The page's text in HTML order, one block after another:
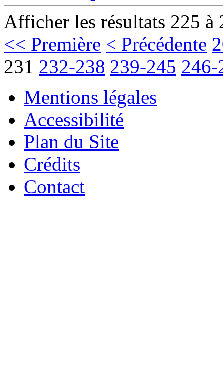
Afficher les résultats 225 à
<< Première < Précédente
231 232-238 239-245 246-
Mentions légales
Accessibilité
Plan du Site
Crédits
Contact